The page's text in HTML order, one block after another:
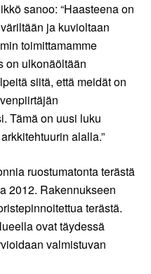
sanoo: “Haasteena on
ja kuvioltaan
toimittamamme
on ulkonäöltään
siitä, että meidät on
Tämä on uusi luku
alalla.”
ruostumatonta terästä
2012. Rakennukseen
terästä.
ovat täydessä
valmistuvan